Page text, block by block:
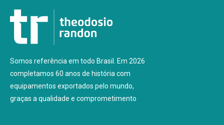
Somos referência em todo Brasil. Em 2026
completamos 60 anos de história com
equipamentos exportados pelo mundo,
graças a qualidade e comprometimento